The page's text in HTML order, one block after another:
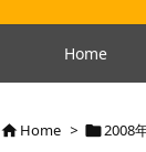
Home
Home > 2008